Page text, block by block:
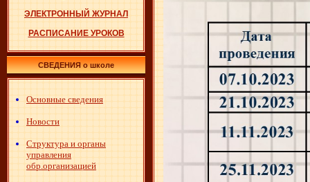
ЭЛЕКТРОННЫЙ ЖУРНАЛ
РАСПИСАНИЕ УРОКОВ
СВЕДЕНИЯ о школе
Основные сведения
Новости
Структура и органы
управления
обр.организацией